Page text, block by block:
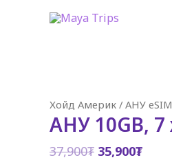
Хойд Америк / АНУ eSIM
АНУ 10GB, 7
37,900₮ Original
35,900₮